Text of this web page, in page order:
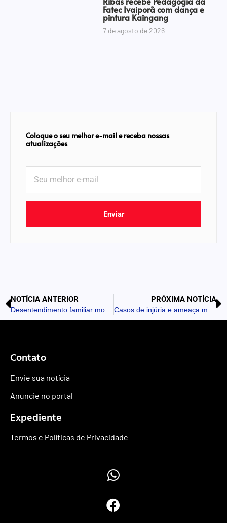
Fatec Ivaiporã com dança e
pintura Kaingang
7 de agosto de 2026
Coloque o seu melhor e-mail e receba nossas
atualizações
Enviar
NOTÍCIA ANTERIOR PRÓXIMA NOTÍCIA
Contato
Envie sua notícia
Anuncie no portal
Expediente
Termos e Políticas de Privacidade